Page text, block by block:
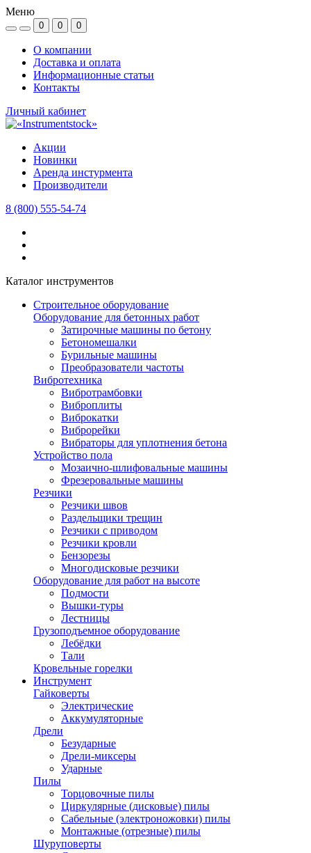
Меню
0 0 0
О компании
Доставка и оплата
Информационные статьи
Контакты
Личный кабинет
Акции
Новинки
Аренда инстурмента
Производители
8 (800) 555-54-74
Каталог инструментов
Строительное оборудование
Оборудование для бетонных работ
Затирочные машины по бетону
Бетономешалки
Бурильные машины
Преобразователи частоты
Вибротехника
Вибротрамбовки
Виброплиты
Виброкатки
Виброрейки
Вибраторы для уплотнения бетона
Устройство пола
Мозаично-шлифовальные машины
Фрезеровальные машины
Резчики
Резчики швов
Раздельщики трещин
Резчики с приводом
Резчики кровли
Бензорезы
Многодисковые резчики
Оборудование для работ на высоте
Подмости
Вышки-туры
Лестницы
Грузоподъемное оборудование
Лебёдки
Тали
Кровельные горелки
Инструмент
Гайковерты
Электрические
Аккумуляторные
Дрели
Безударные
Дрели-миксеры
Ударные
Пилы
Торцовочные пилы
Циркулярные (дисковые) пилы
Сабельные (электроножовки) пилы
Монтажные (отрезные) пилы
Шуруповерты